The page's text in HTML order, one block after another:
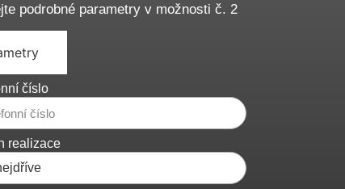
podrobné parametry v možnosti č. 2
číslo
realizace